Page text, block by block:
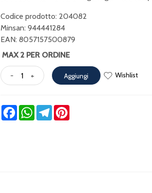
Codice prodotto: 204082
Minsan: 944441284
EAN: 8057157500879
MAX 2 PER ORDINE
- + Aggiungi Wishlist
FacebookWhatsApp
TelegramPinterest